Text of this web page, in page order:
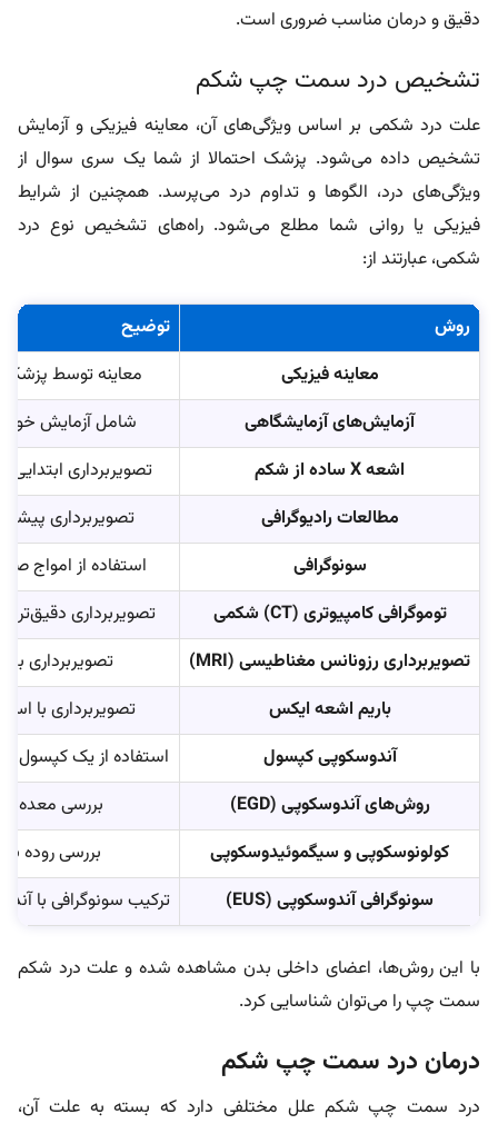
دقیق و درمان مناسب ضروری است.
تشخیص درد سمت چپ شکم
علت درد شکمی بر اساس ویژگی‌های آن، معاینه فیزیکی و آزمایش
تشخیص داده می‌شود. پزشک احتمالا از شما یک سری سوال از
ویژگی‌های درد، الگوها و تداوم درد می‌پرسد. همچنین از شرایط
فیزیکی یا روانی شما مطلع می‌شود. راه‌های تشخیص نوع درد
شکمی، عبارتند از:
روش
توضیح
معاینه فیزیکی
معاینه توسط پزشک
آزمایش‌های آزمایشگاهی
شامل آزمایش خون،
اشعه X ساده از شکم
تصویربرداری
مطالعات رادیوگرافی
تصویربرداری
سونوگرافی
استفاده از امواج
توموگرافی کامپیوتری (CT) شکمی
تصویربرداری دقیق‌تر
تصویربرداری رزونانس مغناطیسی (MRI)
تصویربرداری
باریم اشعه ایکس
تصویربرداری با
آندوسکوپی کپسول
استفاده از یک کپسول
روش‌های آندوسکوپی (EGD)
بررسی معده و
کولونوسکوپی و سیگموئیدوسکوپی
بررسی روده
سونوگرافی آندوسکوپی (EUS)
ترکیب سونوگرافی با
با این روش‌ها، اعضای داخلی بدن مشاهده شده و علت درد شکم
سمت چپ را می‌توان شناسایی کرد.
درمان درد سمت چپ شکم
درد سمت چپ شکم علل مختلفی دارد که بسته به علت آن،